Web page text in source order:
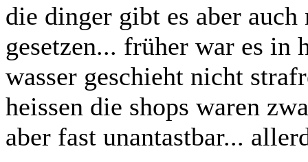
die dinger gibt es aber
gesetzen... früher war es in
wasser geschieht nicht
heissen die shops waren
aber fast unantastbar...